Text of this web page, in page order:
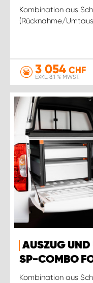
Kombination aus
(Rücknahme/
3 054 CHF
EXKL. 8.1 % MWST.
AUSZUG UND
SP-COMBO
Kombination aus